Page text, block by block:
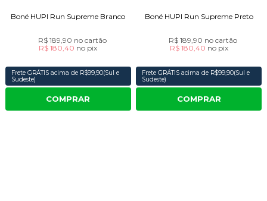
Boné HUPI Run Supreme Branco
R$ 189,90 no cartão
R$ 180,40 no pix
Frete GRÁTIS acima de R$99,90(Sul e
Sudeste)
COMPRAR
Boné HUPI Run Supreme Preto
R$ 189,90 no cartão
R$ 180,40 no pix
Frete GRÁTIS acima de R$99,90(Sul e
Sudeste)
COMPRAR